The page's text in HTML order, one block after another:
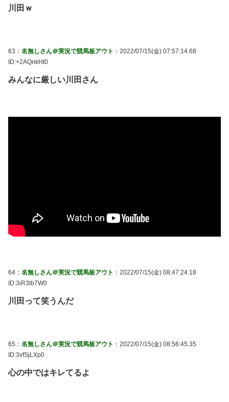
川田ｗ
63： 名無しさん＠実況で競馬板アウト ：2022/07/15(金) 07:57:14.68
ID:+2AQnkHt0
みんなに厳しい川田さん
64： 名無しさん＠実況で競馬板アウト ：2022/07/15(金) 08:47:24.18
ID:3iR3lb7W0
川田って笑うんだ
65： 名無しさん＠実況で競馬板アウト ：2022/07/15(金) 08:56:45.35
ID:3vfSjLXp0
心の中ではキレてるよ